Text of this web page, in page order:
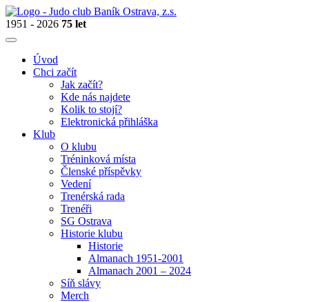
1951 - 2026 75 let
Úvod
Chci začít
Jak začít?
Kde nás najdete
Kolik to stojí?
Elektronická přihláška
Klub
O klubu
Tréninková místa
Členské příspěvky
Vedení
Trenérská rada
Trenéři
SG Ostrava
Historie klubu
Historie
Almanach 1951-2001
Almanach 2001 – 2024
Síň slávy
Merch